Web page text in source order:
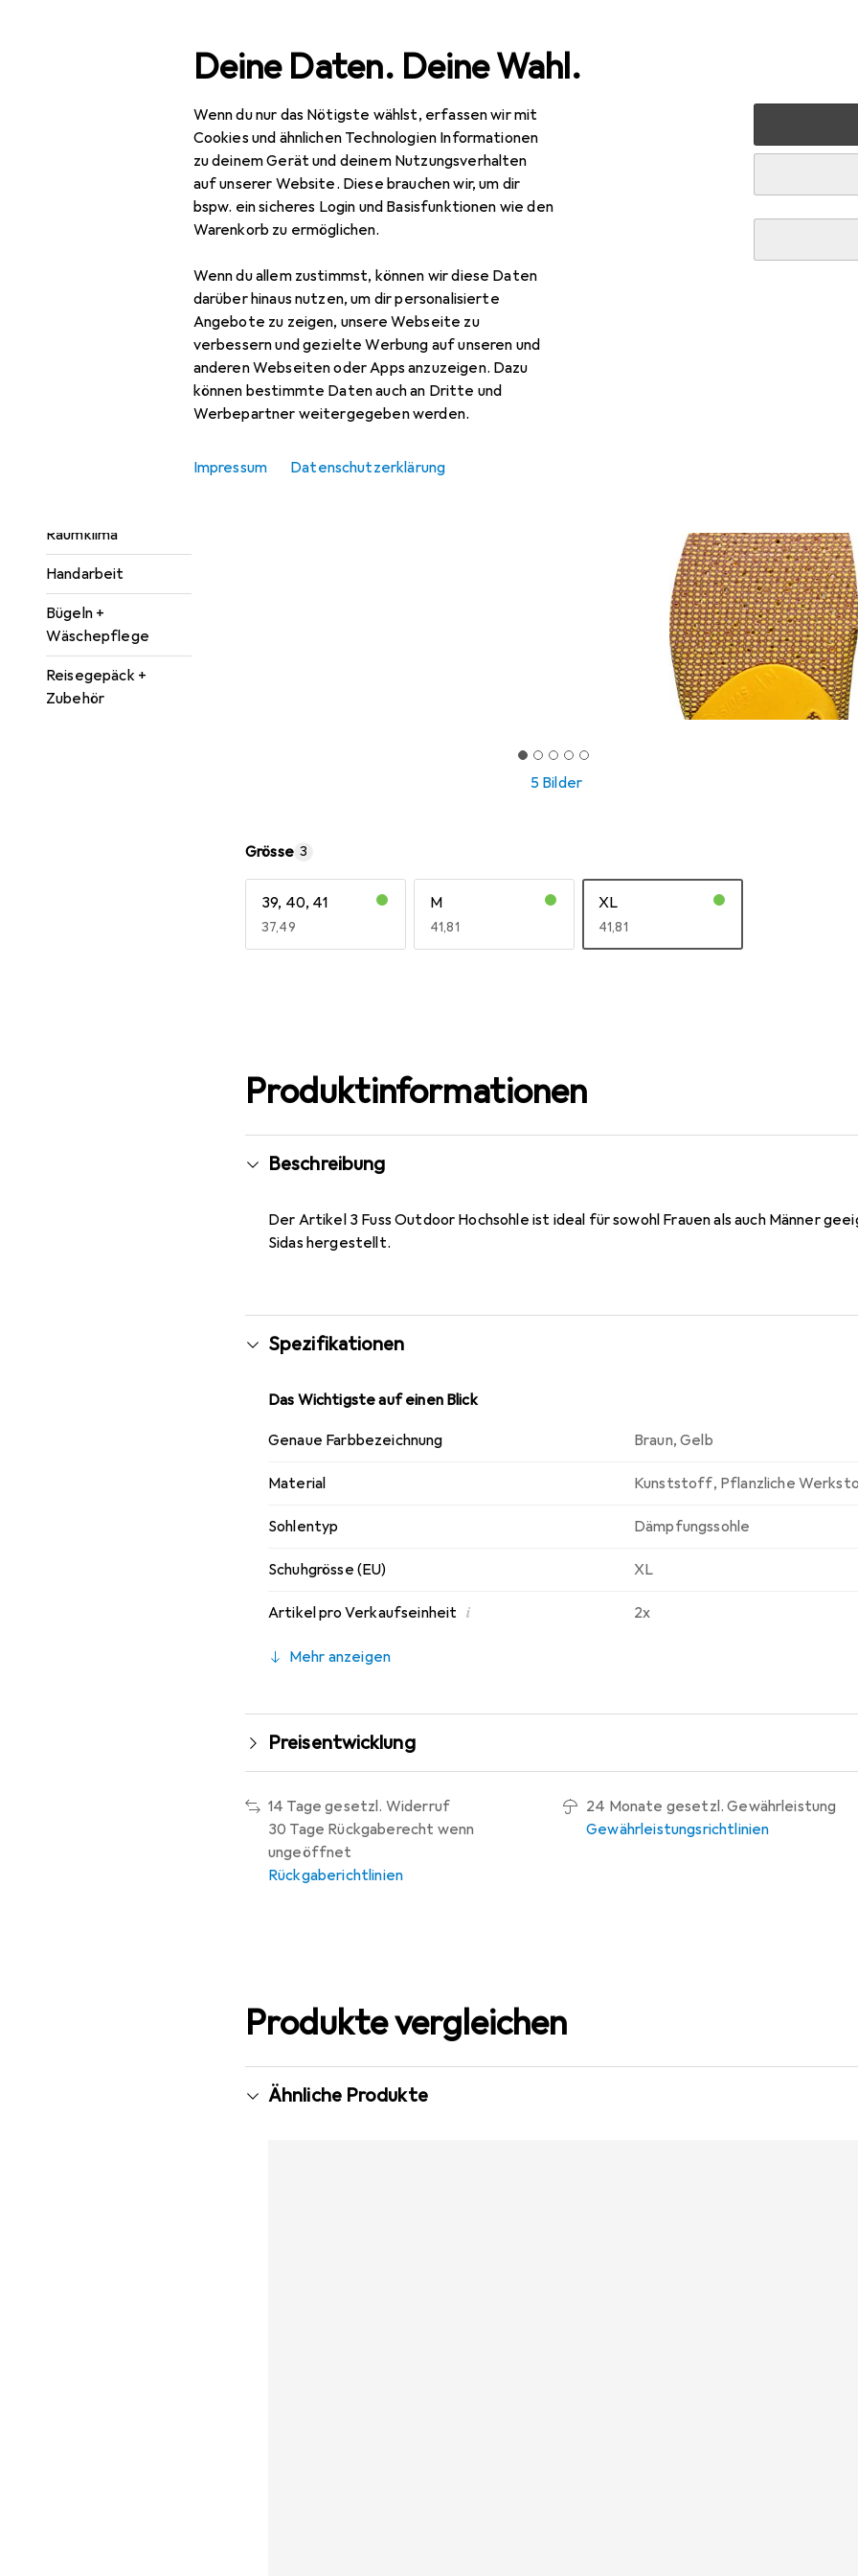
Deine Daten. Deine Wahl.
Wenn du nur das Nötigste wählst, erfassen wir mit
Cookies und ähnlichen Technologien Informationen
zu deinem Gerät und deinem Nutzungsverhalten
auf unserer Website. Diese brauchen wir, um dir
bspw. ein sicheres Login und Basisfunktionen wie den
Warenkorb zu ermöglichen.
Wenn du allem zustimmst, können wir diese Daten
darüber hinaus nutzen, um dir personalisierte
Angebote zu zeigen, unsere Webseite zu
verbessern und gezielte Werbung auf unseren und
anderen Webseiten oder Apps anzuzeigen. Dazu
können bestimmte Daten auch an Dritte und
Werbepartner weitergegeben werden.
Impressum Datenschutzerklärung
Navigation nach Kategorien
Raumklima
Handarbeit
Bügeln +
Wäschepflege
Reisegepäck +
Zubehör
Gesamtsortiment Haushalt Sohlen
5 Bilder
Grösse 3
39, 40, 41
EUR
37,49
M
EUR
41,81
XL
EUR
41,81
Produktinformationen
Beschreibung
Der Artikel 3 Fuss Outdoor Hochsohle ist ideal für sowohl Frauen als auch Männer
Sidas hergestellt.
Spezifikationen
Das Wichtigste auf einen Blick
Genaue Farbbezeichnung Braun,Gelb
Material Kunststoff, Pflanzliche
Sohlentyp Dämpfungssohle
Schuhgrösse (EU) XL
Artikel pro Verkaufseinheit i 2x
Mehr anzeigen
Preisentwicklung
14 Tage gesetzl. Widerruf
30 Tage Rückgaberecht wenn
ungeöffnet
Rückgaberichtlinien
24 Monate gesetzl. Gewährleistung
Gewährleistungsrichtlinien
Produkte vergleichen
Ähnliche Produkte